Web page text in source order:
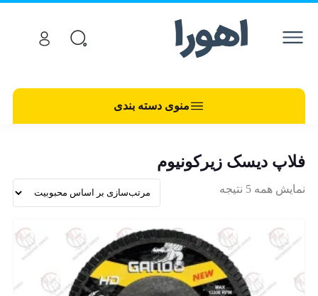
منوی دسته بندی
فلاپ دیسک زیرکونیوم
نمایش همه 5 نتیجه